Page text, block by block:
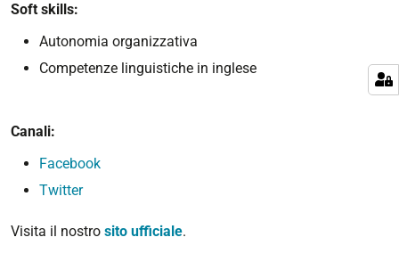
Soft skills:
Autonomia organizzativa
Competenze linguistiche in inglese
Canali:
Facebook
Twitter
Visita il nostro sito ufficiale.